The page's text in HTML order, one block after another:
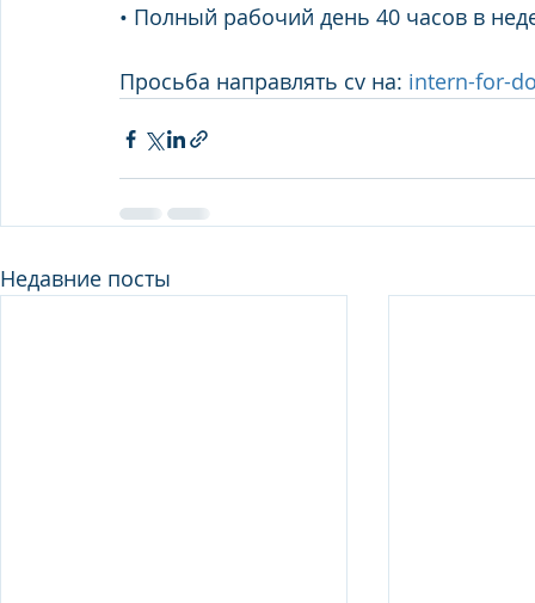
• Полный рабочий день 40 часов в
Просьба направлять cv на: intern-for-
Недавние посты